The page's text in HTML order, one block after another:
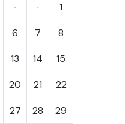
· · 1
6 7 8
13 14 15
20 21 22
27 28 29